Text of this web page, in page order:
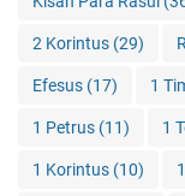
2 Korintus (29)
Efesus (17) 1
1 Petrus (11) 1
1 Korintus (10)